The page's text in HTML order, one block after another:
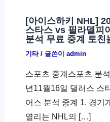
[아이스하키 NHL]
스타스 vs 필라델피
분석 무료 중계 토친
기타/ 글쓴이 admin
스포츠 중계스포츠 분
년11월16일 댈러스 스
어스 분석 중계 1. 경기
열리는 NHL의 […]